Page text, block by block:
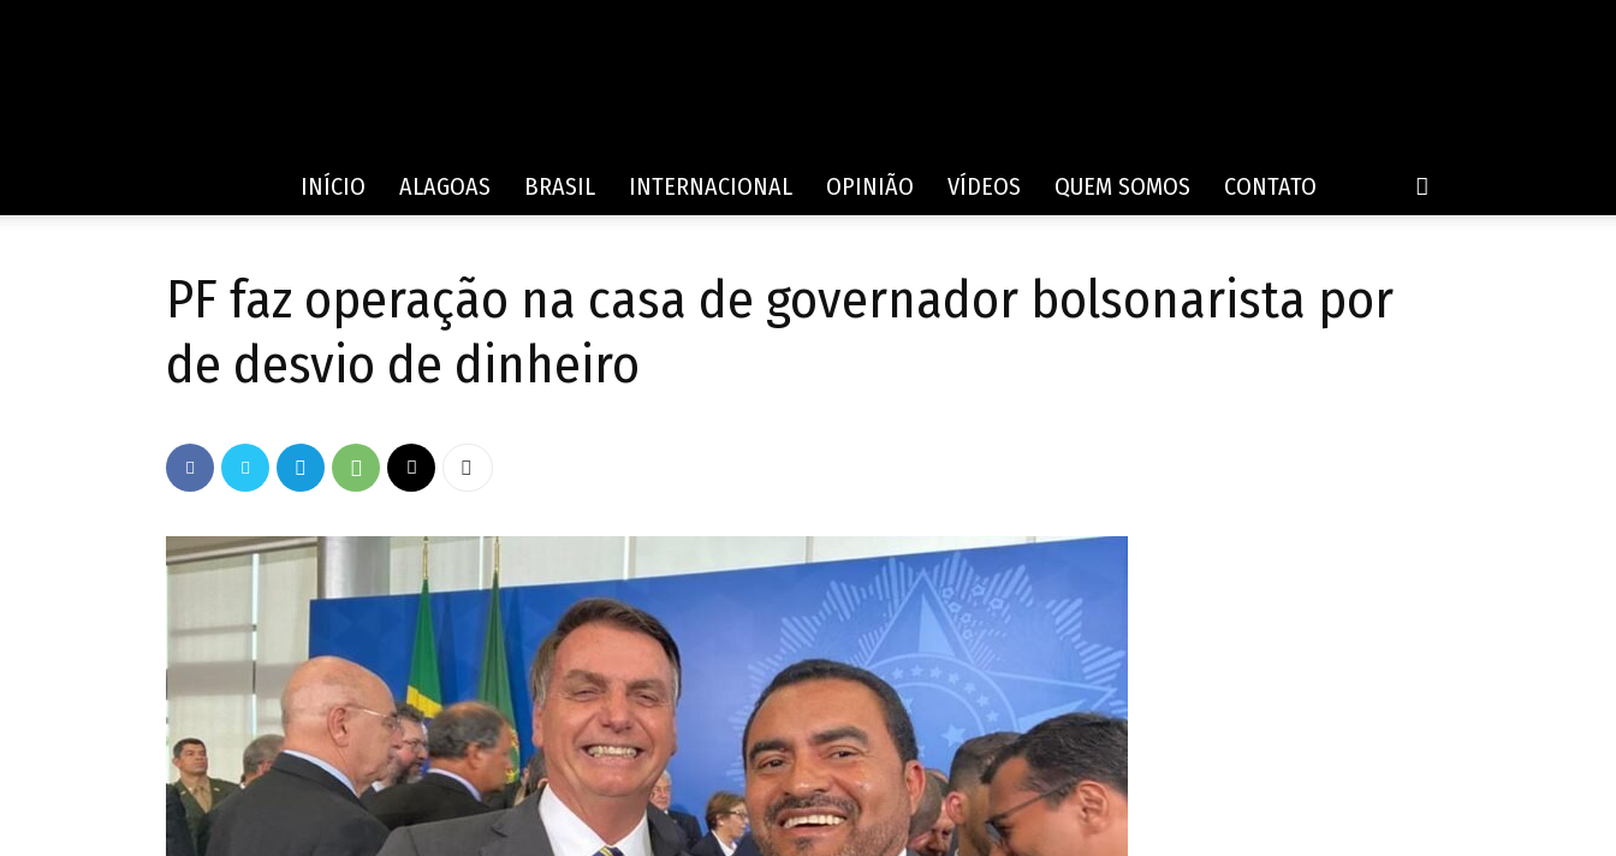
de
Popular
–
INÍCIO ALAGOAS BRASIL INTERNACIONAL OPINIÃO VÍDEOS QUEM SOMOS CONTATO
PF faz operação na casa de governador bolsonarista por
de desvio de dinheiro